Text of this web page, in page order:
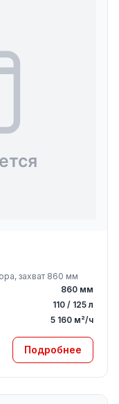
захват 860 мм
860 мм
110 / 125 л
5 160 м²/ч
Подробнее